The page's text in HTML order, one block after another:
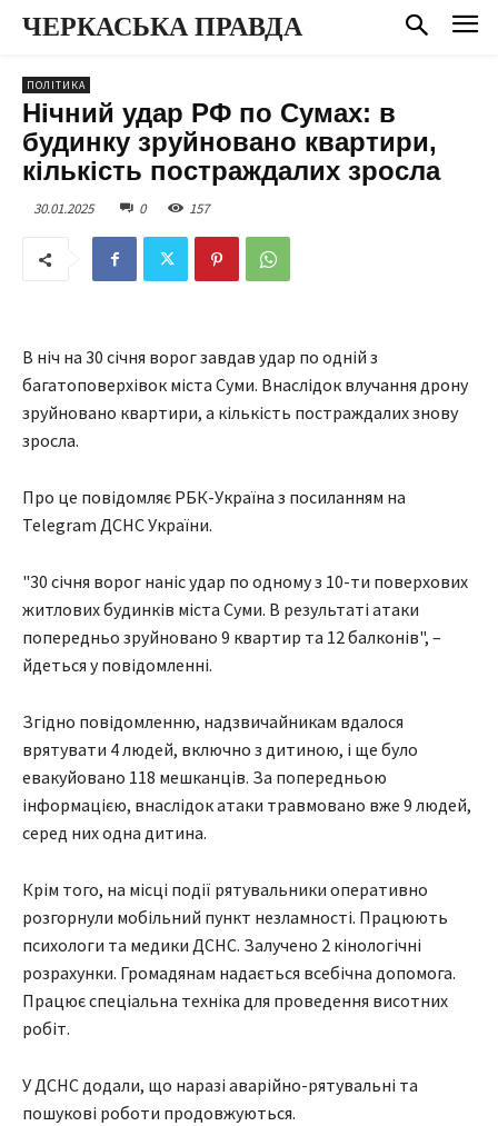
ЧЕРКАСЬКА ПРАВДА
ПОЛІТИКА
Нічний удар РФ по Сумах: в
будинку зруйновано квартири,
кількість постраждалих зросла
30.01.2025 0 157
В ніч на 30 січня ворог завдав удар по одній з
багатоповерхівок міста Суми. Внаслідок влучання дрону
зруйновано квартири, а кількість постраждалих знову
зросла.
Про це повідомляє РБК-Україна з посиланням на
Telegram ДСНС України.
"30 січня ворог наніс удар по одному з 10-ти поверхових
житлових будинків міста Суми. В результаті атаки
попередньо зруйновано 9 квартир та 12 балконів", –
йдеться у повідомленні.
Згідно повідомленню, надзвичайникам вдалося
врятувати 4 людей, включно з дитиною, і ще було
евакуйовано 118 мешканців. За попередньою
інформацією, внаслідок атаки травмовано вже 9 людей,
серед них одна дитина.
Крім того, на місці події рятувальники оперативно
розгорнули мобільний пункт незламності. Працюють
психологи та медики ДСНС. Залучено 2 кінологічні
розрахунки. Громадянам надається всебічна допомога.
Працює спеціальна техніка для проведення висотних
робіт.
У ДСНС додали, що наразі аварійно-рятувальні та
пошукові роботи продовжуються.